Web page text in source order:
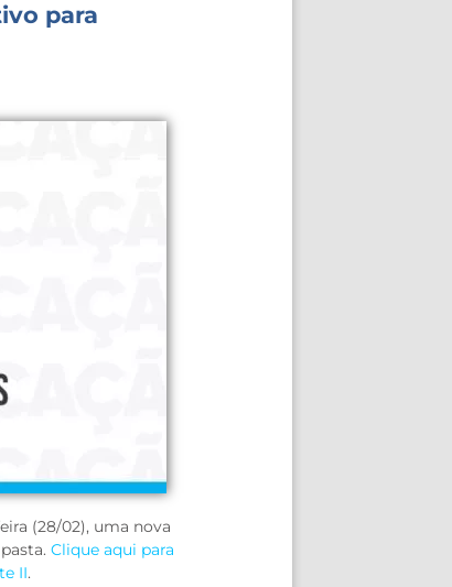
para
(28/02), uma nova
pasta.Clique aqui para
II.